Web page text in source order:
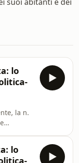
lo
la n.
lo